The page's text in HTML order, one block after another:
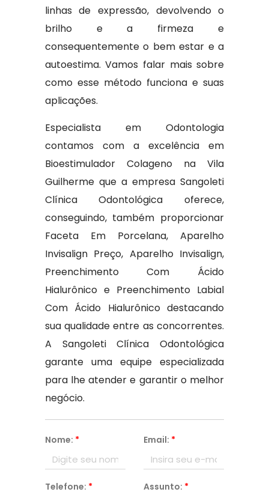
linhas de expressão, devolvendo o
brilho e a firmeza e
consequentemente o bem estar e a
autoestima. Vamos falar mais sobre
como esse método funciona e suas
aplicações.
Especialista em Odontologia
contamos com a excelência em
Bioestimulador Colageno na Vila
Guilherme que a empresa Sangoleti
Clínica Odontológica oferece,
conseguindo, também proporcionar
Faceta Em Porcelana, Aparelho
Invisalign Preço, Aparelho Invisalign,
Preenchimento Com Ácido
Hialurônico e Preenchimento Labial
Com Ácido Hialurônico destacando
sua qualidade entre as concorrentes.
A Sangoleti Clínica Odontológica
garante uma equipe especializada
para lhe atender e garantir o melhor
negócio.
Nome: * Email: *
Telefone: * Assunto: *